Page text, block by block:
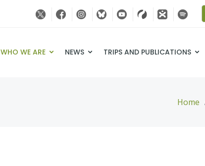
WHO WE ARE NEWS TRIPS AND PUBLICATIONS
Home